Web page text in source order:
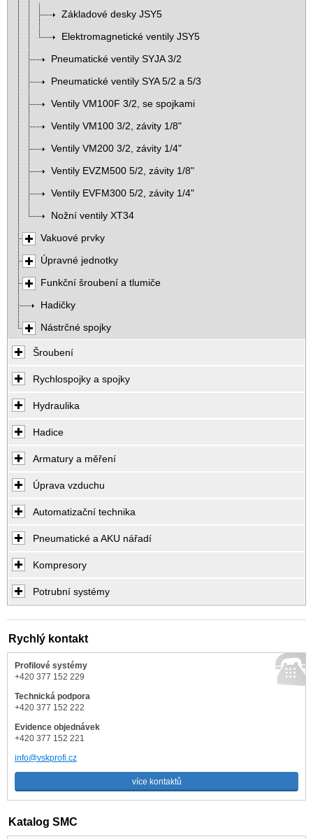
Základové desky JSY5
Elektromagnetické ventily JSY5
Pneumatické ventily SYJA 3/2
Pneumatické ventily SYA 5/2 a 5/3
Ventily VM100F 3/2, se spojkami
Ventily VM100 3/2, závity 1/8"
Ventily VM200 3/2, závity 1/4"
Ventily EVZM500 5/2, závity 1/8"
Ventily EVFM300 5/2, závity 1/4"
Nožní ventily XT34
Vakuové prvky
Úpravné jednotky
Funkční šroubení a tlumiče
Hadičky
Nástrčné spojky
Šroubení
Rychlospojky a spojky
Hydraulika
Hadice
Armatury a měření
Úprava vzduchu
Automatizační technika
Pneumatické a AKU nářadí
Kompresory
Potrubní systémy
Rychlý kontakt
Profilové systémy
+420 377 152 229
Technická podpora
+420 377 152 222
Evidence objednávek
+420 377 152 221
info@vskprofi.cz
více kontaktů
Katalog SMC